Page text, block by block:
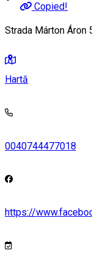
Copied!
Strada Márton Áron
Hartă
0040744477018
https://